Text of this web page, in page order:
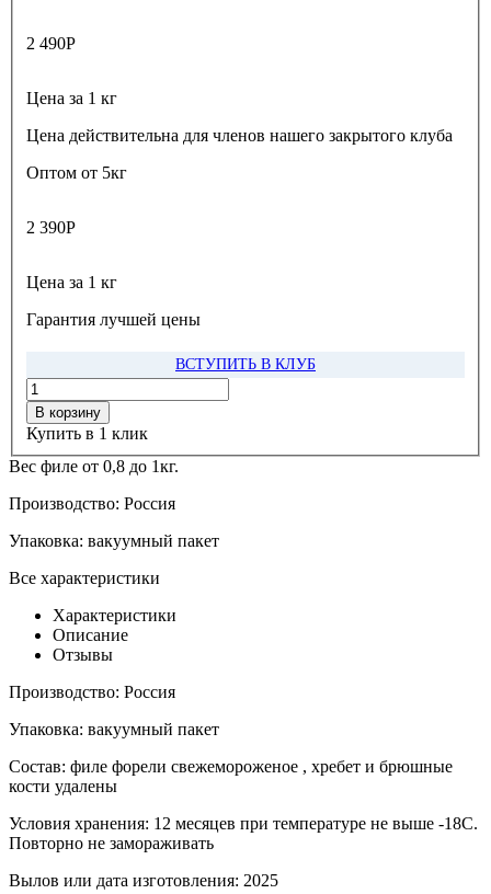
2 490Р
Цена за 1 кг
Цена действительна для членов нашего закрытого клуба
Оптом от 5кг
2 390Р
Цена за 1 кг
Гарантия лучшей цены
ВСТУПИТЬ В КЛУБ
В корзину
Купить в 1 клик
Вес филе от 0,8 до 1кг.
Производство: Россия
Упаковка: вакуумный пакет
Все характеристики
Характеристики
Описание
Отзывы
Производство: Россия
Упаковка: вакуумный пакет
Состав: филе форели свежемороженое , хребет и брюшные
кости удалены
Условия хранения: 12 месяцев при температуре не выше -18С.
Повторно не замораживать
Вылов или дата изготовления: 2025